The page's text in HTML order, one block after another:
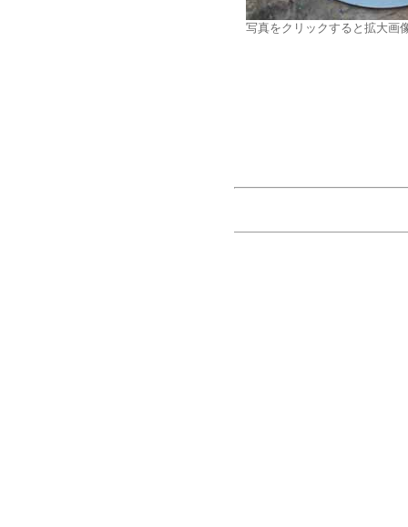
写真をクリックすると拡大画